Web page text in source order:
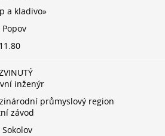
a kladivo»
Popov
inženýr
průmyslový region
závod
Sokolov